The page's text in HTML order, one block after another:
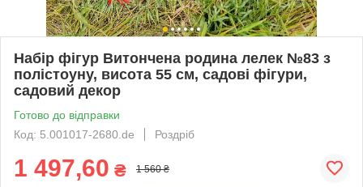
Набір фігур Витончена родина лелек №83 з
полістоуну, висота 55 см, садові фігури,
садовий декор
Готово до відправки
Код: 5.001017-2680.de
Роздріб
1 497,60 ₴ 1 560 ₴